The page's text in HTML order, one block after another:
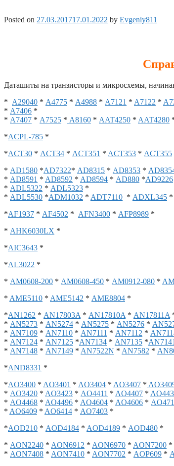
Posted on 27.03.201717.01.2022 by Evgeniy811
Даташиты на транзисторы и микросхемы,
* A29040 * A4775 * A4988 * A7121 * A7122 *
* A7406 *
* A7407 * A7525 * A8160 * AAT4250 * AAT4280
*ACPL-785 *
*ACT30 * ACT34 * ACT351 * ACT353 * ACT355
* AD1580 *AD7322* AD8315 * AD8353 *
* AD8591 * AD8592 * AD8594 * AD880 *AD9226
* ADL5322 * ADL5323 *
* ADL5530 *ADM1032 * ADT7110 * ADXL345 *
*AF1937 * AF4502 * AFN3400 * AFP8989 *
* AHK6030LX *
*AIC3643 *
*AL3022 *
* AM0608-200 * AM0608-450 * AM0912-080 *
* AME5110 * AME5142 * AME8804 *
*AN1262 * AN17803A * AN17810A * AN17811A
* AN5273 * AN5274 * AN5275 * AN5276 *
* AN7109 * AN7110 * AN7111 * AN7112 *
* AN7124 * AN7125 *AN7134 * AN7135 *AN7141
* AN7148 * AN7149 * AN7522N * AN7582 *
*AND8331 *
*AO3400 * AO3401 * AO3404 * AO3407 *
* AO3420 * AO3423 * AO4411 * AO4407 *
* AO4468 * AO4496 * AO4604 * AO4606 *
* AO6409 * AO6414 * AO7403 *
*AOD210 * AOD4184 * AOD4189 * AOD480 *
* AON2240 * AON6912 * AON6970 * AON7200 *
* AON7408 * AON7410 * AON7702 * AOP609 *